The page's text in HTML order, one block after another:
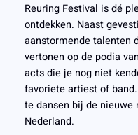
Reuring Festival is dé
ontdekken. Naast
aanstormende talenten
vertonen op de podia
acts die je nog niet
favoriete artiest of
te dansen bij de nieuwe
Nederland.